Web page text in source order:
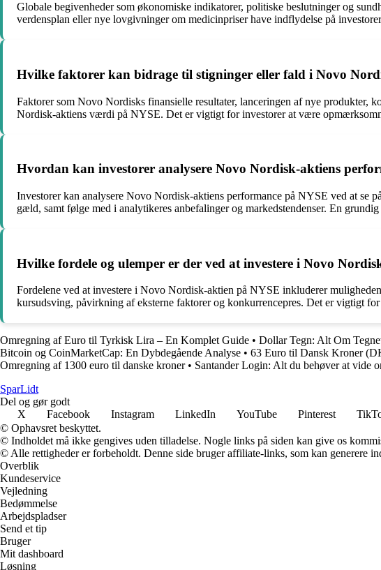
Globale begivenheder som økonomiske indikatorer, politiske beslutninger og
verdensplan eller nye lovgivninger om medicinpriser have indflydelse på
Hvilke faktorer kan bidrage til stigninger eller fald i Novo
Faktorer som Novo Nordisks finansielle resultater, lanceringen af nye
Nordisk-aktiens værdi på NYSE. Det er vigtigt for investorer at være
Hvordan kan investorer analysere Novo Nordisk-aktiens
Investorer kan analysere Novo Nordisk-aktiens performance på NYSE ved at se
gæld, samt følge med i analytikeres anbefalinger og markedstendenser. En
Hvilke fordele og ulemper er der ved at investere i Novo
Fordelene ved at investere i Novo Nordisk-aktien på NYSE inkluderer
kursudsving, påvirkning af eksterne faktorer og konkurrencepres. Det er vigtigt
Omregning af Euro til Tyrkisk Lira – En Komplet Guide • Dollar Tegn: Alt Om
Bitcoin og CoinMarketCap: En Dybdegående Analyse • 63 Euro til Dansk Kroner
Omregning af 1300 euro til danske kroner• Santander Login: Alt du behøver at vide
SparLidt
Del og gør godt
X
Facebook Instagram LinkedIn YouTube Pinterest
© Ophavsret beskyttet.
© Indholdet må ikke gengives uden tilladelse. Nogle links på siden kan give os
© Alle rettigheder er forbeholdt. Denne side bruger affiliate-links, som kan generere
Overblik
Kundeservice
Vejledning
Bedømmelse
Arbejdspladser
Send et tip
Bruger
Mit dashboard
Løsning